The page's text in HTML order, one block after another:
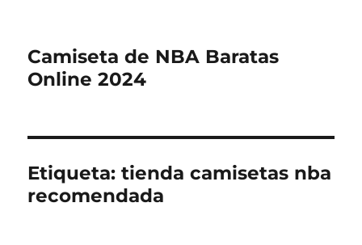
Camiseta de NBA Baratas
Online 2024
Etiqueta:tienda camisetas nba
recomendada